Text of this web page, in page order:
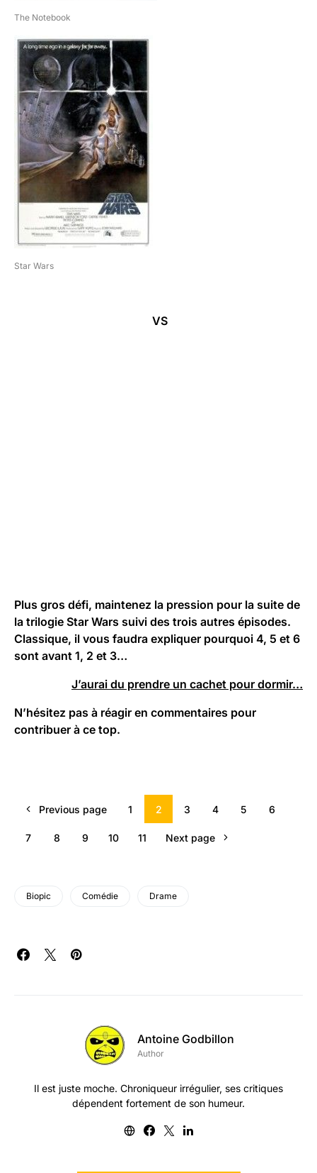
The Notebook
Star Wars
VS
Plus gros défi, maintenez la pression pour la suite de
la trilogie Star Wars suivi des trois autres épisodes.
Classique, il vous faudra expliquer pourquoi 4, 5 et 6
sont avant 1, 2 et 3…
J’aurai du prendre un cachet pour dormir…
N’hésitez pas à réagir en commentaires pour
contribuer à ce top.
Previous page 1 2 3 4 5 6
7 8 9 10 11 Next page
Biopic Comédie Drame
Antoine Godbillon
Author
Il est juste moche. Chroniqueur irrégulier, ses critiques
dépendent fortement de son humeur.